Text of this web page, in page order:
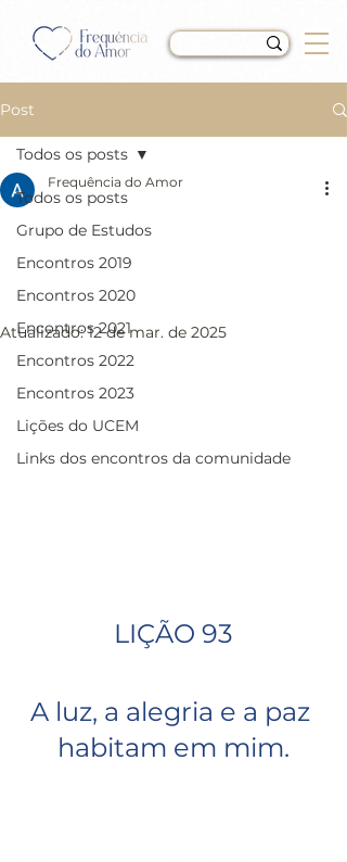
Post
Todos os posts
Grupo de Estudos
Encontros 2019
Encontros 2020
Encontros 2021
Encontros 2022
Encontros 2023
Lições do UCEM
Links dos encontros da comunidade
Todos os posts
LIÇÃO 93 do Livro de
Exercícios de “Um Curso
em Milagres” (UCEM)
Frequência do Amor
Atualizado:12 de mar. de 2025
LIÇÃO 93
A luz, a alegria e a paz
habitam em mim.